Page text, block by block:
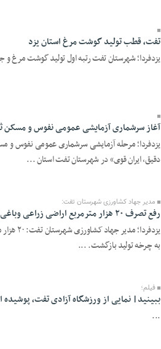
تفت، قطب تولید گوشت مرغ استان یزد
یزدفردا؛ شهرستان تفت رتبه اول تولید گوشت مرغ و
آغاز سرشماری آزمایشی عمومی نفوس و مسکن
دقیق، ایران قوی» در شهرستان تفت استان ...
مدیر جهاد کشاورزی شهرستان تفت:
رفع تصرف ۲۰ هزار مترمربع اراضی زراعی وباغی بیداخوید
به چرخه تولید بازگشت. ...
فیلم؛
ببینید| نمایی از ورزشگاه آزادی تفت، پوشیده
...